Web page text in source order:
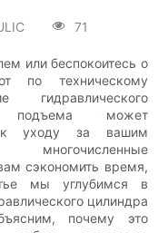
71
или беспокоитесь о
по техническому
гидравлического
подъема может
к уходу за вашим
сэкономить время,
мы углубимся в
цилиндра
почему это